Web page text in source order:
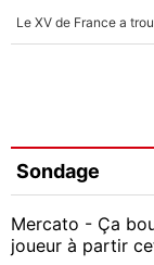
Sondage
Mercato - Ça
joueur à partir